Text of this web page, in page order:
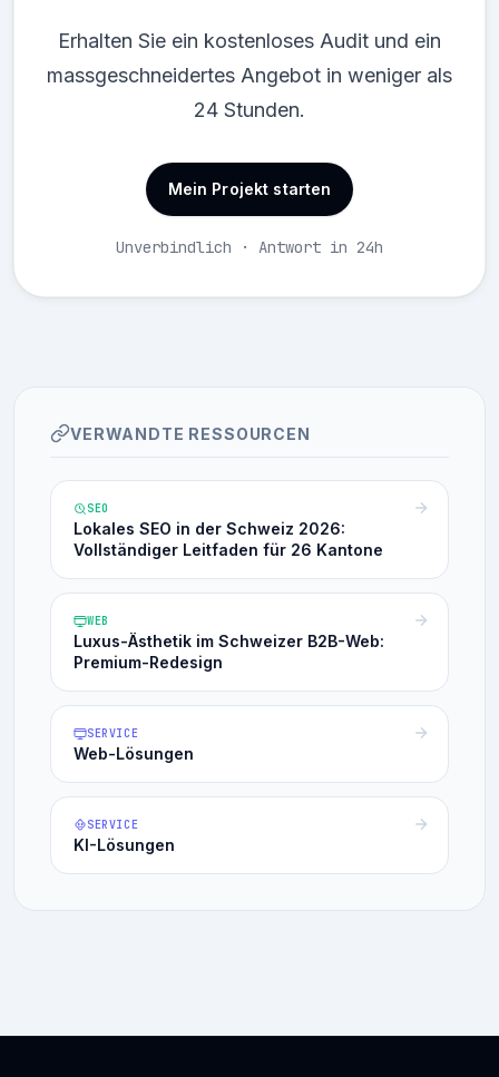
Erhalten Sie ein kostenloses Audit und ein
massgeschneidertes Angebot in weniger als
24 Stunden.
Mein Projekt starten
Unverbindlich · Antwort in 24h
VERWANDTE RESSOURCEN
SEO
Lokales SEO in der Schweiz 2026:
Vollständiger Leitfaden für 26 Kantone
WEB
Luxus-Ästhetik im Schweizer B2B-Web:
Premium-Redesign
SERVICE
Web-Lösungen
SERVICE
KI-Lösungen